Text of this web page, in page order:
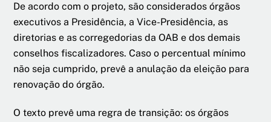
De acordo com o projeto, são considerados órgãos
executivos a Presidência, a Vice-Presidência, as
diretorias e as corregedorias da OAB e dos demais
conselhos fiscalizadores. Caso o percentual mínimo
não seja cumprido, prevê a anulação da eleição para
renovação do órgão.
O texto prevê uma regra de transição: os órgãos